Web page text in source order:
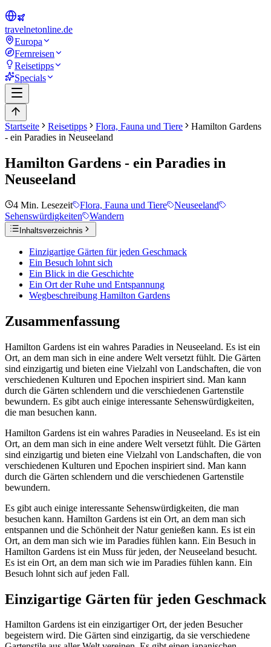
travelnetonline.de
Europa
Fernreisen
Reisetipps
Specials
Startseite Reisetipps Flora, Fauna und Tiere
Hamilton Gardens
- ein Paradies in Neuseeland
Hamilton Gardens - ein Paradies in
Neuseeland
4 Min. Lesezeit Flora, Fauna und Tiere
Neuseeland
Sehenswürdigkeiten
Wandern
Inhaltsverzeichnis
Einzigartige Gärten für jeden Geschmack
Ein Besuch lohnt sich
Ein Blick in die Geschichte
Ein Ort der Ruhe und Entspannung
Wegbeschreibung Hamilton Gardens
Zusammenfassung
Hamilton Gardens ist ein wahres Paradies in Neuseeland. Es ist ein
Ort, an dem man sich in eine andere Welt versetzt fühlt. Die Gärten
sind einzigartig und bieten eine Vielzahl von Landschaften, die von
verschiedenen Kulturen und Epochen inspiriert sind. Man kann
durch die Gärten schlendern und die verschiedenen Gartenstile
bewundern. Es gibt auch einige interessante Sehenswürdigkeiten,
die man besuchen kann.
Hamilton Gardens ist ein wahres Paradies in Neuseeland. Es ist ein
Ort, an dem man sich in eine andere Welt versetzt fühlt. Die Gärten
sind einzigartig und bieten eine Vielzahl von Landschaften, die von
verschiedenen Kulturen und Epochen inspiriert sind. Man kann
durch die Gärten schlendern und die verschiedenen Gartenstile
bewundern.
Es gibt auch einige interessante Sehenswürdigkeiten, die man
besuchen kann. Hamilton Gardens ist ein Ort, an dem man sich
entspannen und die Schönheit der Natur genießen kann. Es ist ein
Ort, an dem man sich wie im Paradies fühlen kann. Ein Besuch in
Hamilton Gardens ist ein Muss für jeden, der Neuseeland besucht.
Es ist ein Ort, an dem man sich wie im Paradies fühlen kann. Ein
Besuch lohnt sich auf jeden Fall.
Einzigartige Gärten für jeden Geschmack
Hamilton Gardens ist ein einzigartiger Ort, der jeden Besucher
begeistern wird. Die Gärten sind einzigartig, da sie verschiedene